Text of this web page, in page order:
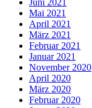
Juni 2021
Mai 2021
April 2021
März 2021
Februar 2021
Januar 2021
November 2020
April 2020
März 2020
Februar 2020